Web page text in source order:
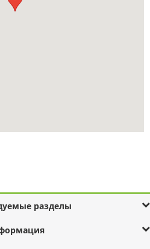
разделы